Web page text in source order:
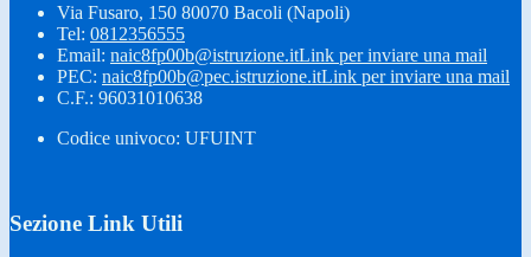
Via Fusaro, 150 80070 Bacoli (Napoli)
Tel: 0812356555
Email: naic8fp00b@istruzione.itLink per inviare una mail
PEC: naic8fp00b@pec.istruzione.itLink per inviare una mail
C.F.: 96031010638
Codice univoco: UFUINT
Sezione Link Utili